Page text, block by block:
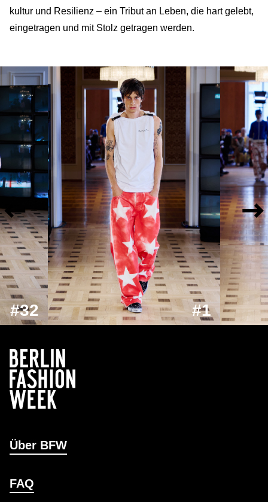
kultur und Resilienz – ein Tribut an Leben, die hart gelebt,
eingetragen und mit Stolz getragen werden.
#32 #1
Über BFW
FAQ